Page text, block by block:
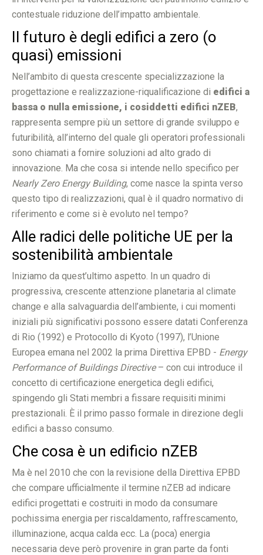
contestuale riduzione dell’impatto ambientale.
Il futuro è degli edifici a zero (o
quasi) emissioni
Nell’ambito di questa crescente specializzazione la
progettazione e realizzazione-riqualificazione di edifici a
bassa o nulla emissione, i cosiddetti edifici nZEB,
rappresenta sempre più un settore di grande sviluppo e
futuribilità, all’interno del quale gli operatori professionali
sono chiamati a fornire soluzioni ad alto grado di
innovazione. Ma che cosa si intende nello specifico per
Nearly Zero Energy Building, come nasce la spinta verso
questo tipo di realizzazioni, qual è il quadro normativo di
riferimento e come si è evoluto nel tempo?
Alle radici delle politiche UE per la
sostenibilità ambientale
Iniziamo da quest’ultimo aspetto. In un quadro di
progressiva, crescente attenzione planetaria al climate
change e alla salvaguardia dell’ambiente, i cui momenti
iniziali più significativi possono essere datati Conferenza
di Rio (1992) e Protocollo di Kyoto (1997), l’Unione
Europea emana nel 2002 la prima Direttiva EPBD - Energy
Performance of Buildings Directive– con cui introduce il
concetto di certificazione energetica degli edifici,
spingendo gli Stati membri a fissare requisiti minimi
prestazionali. È il primo passo formale in direzione degli
edifici a basso consumo.
Che cosa è un edificio nZEB
Ma è nel 2010 che con la revisione della Direttiva EPBD
che compare ufficialmente il termine nZEB ad indicare
edifici progettati e costruiti in modo da consumare
pochissima energia per riscaldamento, raffrescamento,
illuminazione, acqua calda ecc. La (poca) energia
necessaria deve però provenire in gran parte da fonti